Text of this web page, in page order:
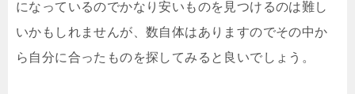
になっているのでかなり安いものを見つけるのは難し
いかもしれませんが、数自体はありますのでその中か
ら自分に合ったものを探してみると良いでしょう。